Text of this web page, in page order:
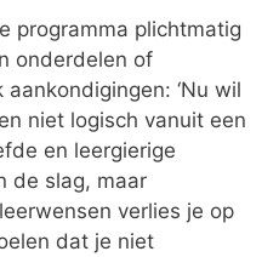
programma plichtmatig
onderdelen of
‘Nu wil
niet logisch vanuit een
en leergierige
de slag, maar
verlies je op
dat je niet